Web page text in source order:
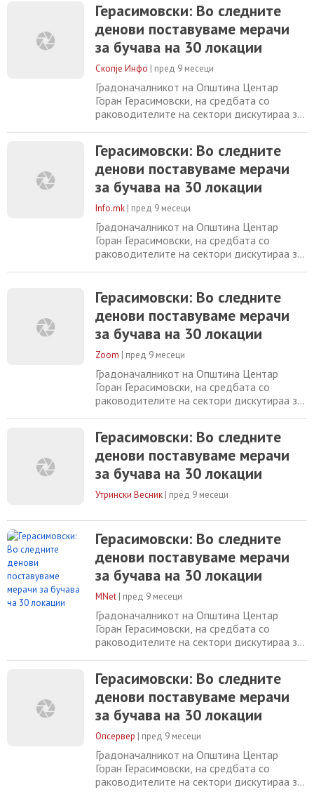
дискутираа за проектите што е
предвидено да се реализираат во
наредните четири години. Тој најави дека,
во месец ноември ќе се одржат
буџетските форуми кадешто граѓаните
Герасимовски: Во следните
денови поставуваме мерачи
за бучава на 30 локации
Скопје Инфо | пред 9 месеци
Градоначалникот на Општина Центар
Горан Герасимовски, на средбата со
раководителите на сектори дискутираа за
Тој најави дека, во месец ноември ќе се
одржат буџетските форуми кадешто
граѓаните се добредојдени да дадат што
поголем број на идеи и предлози за развој
на општината.
Герасимовски: Во следните
денови поставуваме мерачи
за бучава на 30 локации
Info.mk | пред 9 месеци
Градоначалникот на Општина Центар
Горан Герасимовски, на средбата со
раководителите на сектори дискутираа за
Тој најави дека, во месец ноември ќе се
одржат буџетските форуми кадешто
граѓаните се добредојдени да дадат што
поголем број на идеи и предлози за развој
Герасимовски: Во следните
денови поставуваме мерачи
за бучава на 30 локации
Zoom | пред 9 месеци
Градоначалникот на Општина Центар
Горан Герасимовски, на средбата со
раководителите на сектори дискутираа за
Тој најави дека, во месец ноември ќе се
одржат буџетските форуми кадешто
граѓаните се добредојдени да дадат што
поголем број на идеи и предлози за развој
на општината.
Герасимовски: Во следните
денови поставуваме мерачи
за бучава на 30 локации
Утрински Весник | пред 9 месеци
Герасимовски: Во следните
денови поставуваме мерачи
за бучава на 30 локации
MNet | пред 9 месеци
Градоначалникот на Општина Центар
Горан Герасимовски, на средбата со
раководителите на сектори дискутираа за
Тој најави дека, во месец ноември ќе се
одржат буџетските форуми кадешто
граѓаните се добредојдени да дадат што
поголем број на идеи и предлози за развој
на општината.
Герасимовски: Во следните
денови поставуваме мерачи
за бучава на 30 локации
Опсервер | пред 9 месеци
Градоначалникот на Општина Центар
Горан Герасимовски, на средбата со
раководителите на сектори дискутираа за